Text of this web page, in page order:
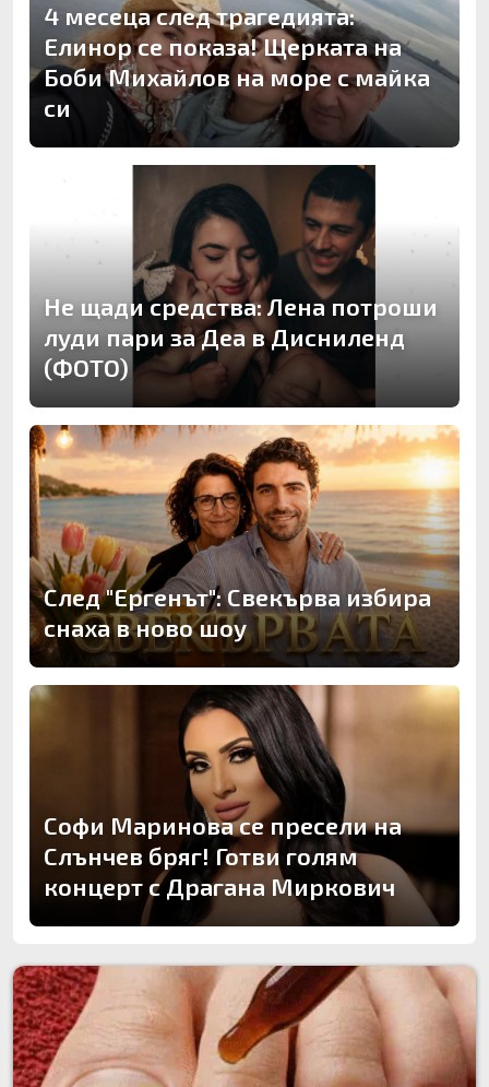
4 месеца след трагедията:
Елинор се показа! Щерката на
Боби Михайлов на море с майка
си
Не щади средства: Лена потроши
луди пари за Деа в Дисниленд
(ФОТО)
След "Ергенът": Свекърва избира
снаха в ново шоу
Софи Маринова се пресели на
Слънчев бряг! Готви голям
концерт с Драгана Миркович